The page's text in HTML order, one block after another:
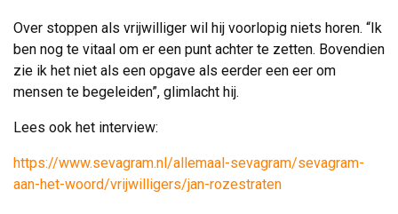
Over stoppen als vrijwilliger wil hij voorlopig niets horen. “Ik
ben nog te vitaal om er een punt achter te zetten. Bovendien
zie ik het niet als een opgave als eerder een eer om
mensen te begeleiden”, glimlacht hij.
Lees ook het interview:
https://www.sevagram.nl/allemaal-sevagram/sevagram-
aan-het-woord/vrijwilligers/jan-rozestraten